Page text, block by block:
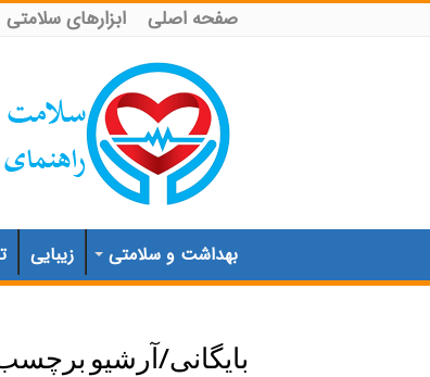
صفحه اصلی ابزارهای سلامتی
بهداشت و سلامتی زیبایی
بایگانی/آرشیو